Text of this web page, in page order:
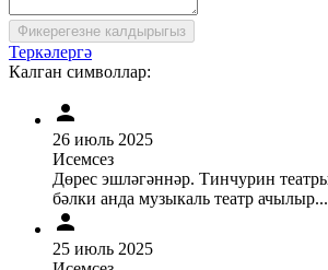
Фикерегезне калдырыгыз
Теркәлергә
Калган символлар:
26 июль 2025
Исемсез
Дөрес эшләгәннәр. Тинчурин
бәлки анда музыкаль театр ачылыр...
25 июль 2025